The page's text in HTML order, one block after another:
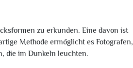
zu erkunden. Eine davon ist
Methode ermöglicht es Fotografen,
die im Dunkeln leuchten.